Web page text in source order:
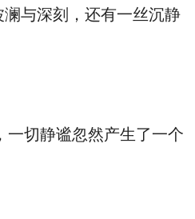
与深刻，还有一丝沉静
切静谧忽然产生了一个